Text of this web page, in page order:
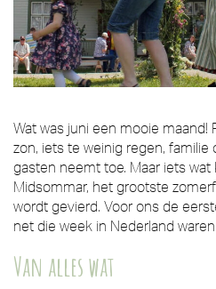
Wat was juni een mooie maand!
zon, iets te weinig regen, familie
gasten neemt toe. Maar iets
Midsommar, het grootste
wordt gevierd. Voor ons de
net die week in Nederland waren.
Van alles wat